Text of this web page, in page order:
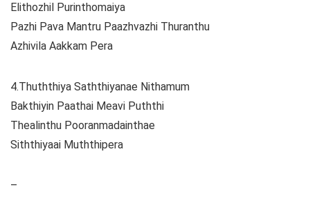
Elithozhil Purinthomaiya
Pazhi Pava Mantru Paazhvazhi Thuranthu
Azhivila Aakkam Pera
4.Thuththiya Saththiyanae Nithamum
Bakthiyin Paathai Meavi Puththi
Thealinthu Pooranmadainthae
Siththiyaai Muththipera
–